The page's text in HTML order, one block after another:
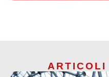
ARTICOLI